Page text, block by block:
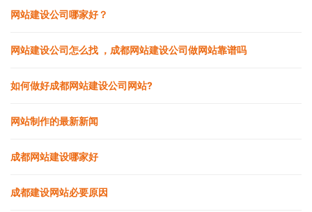
网站建设公司哪家好？
网站建设公司怎么找 ，成都网站建设公司做网站靠谱吗
如何做好成都网站建设公司网站?
网站制作的最新新闻
成都网站建设哪家好
成都建设网站必要原因